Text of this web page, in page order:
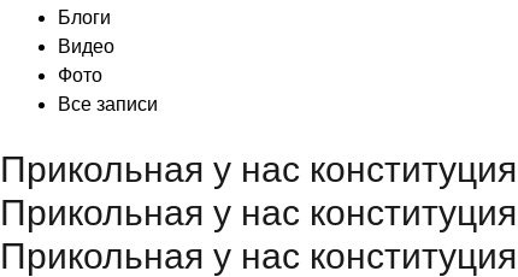
Блоги
Видео
Фото
Все записи
Прикольная у нас
Прикольная у нас
Прикольная у нас